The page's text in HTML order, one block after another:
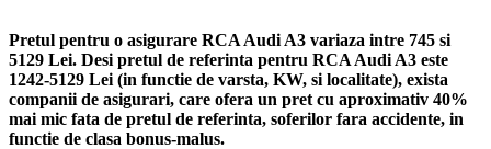
Pretul pentru o asigurare RCA Audi A3 variaza intre 745 si
5129 Lei. Desi pretul de referinta pentru RCA Audi A3 este
1242-5129 Lei (in functie de varsta, KW, si localitate), exista
companii de asigurari, care ofera un pret cu aproximativ 40%
mai mic fata de pretul de referinta, soferilor fara accidente, in
functie de clasa bonus-malus.